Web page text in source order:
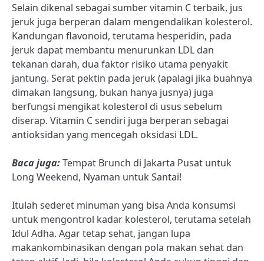
Selain dikenal sebagai sumber vitamin C terbaik, jus
jeruk juga berperan dalam mengendalikan kolesterol.
Kandungan flavonoid, terutama hesperidin, pada
jeruk dapat membantu menurunkan LDL dan
tekanan darah, dua faktor risiko utama penyakit
jantung. Serat pektin pada jeruk (apalagi jika buahnya
dimakan langsung, bukan hanya jusnya) juga
berfungsi mengikat kolesterol di usus sebelum
diserap. Vitamin C sendiri juga berperan sebagai
antioksidan yang mencegah oksidasi LDL.
Baca juga:Tempat Brunch di Jakarta Pusat untuk
Long Weekend, Nyaman untuk Santai!
Itulah sederet minuman yang bisa Anda konsumsi
untuk mengontrol kadar kolesterol, terutama setelah
Idul Adha. Agar tetap sehat, jangan lupa
makankombinasikan dengan pola makan sehat dan